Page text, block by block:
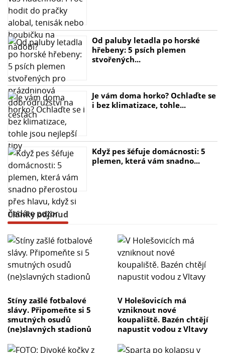
Od paluby letadla po horské
hřebeny: 5 psích plemen
stvořených...
Je vám doma horko? Ochlaďte se
i bez klimatizace, tohle...
Když pes šéfuje domácnosti: 5
plemen, která vám snadno...
Články odjinud
Stíny zašlé fotbalové
slávy. Připomeňte si 5
smutných osudů
(ne)slavných stadionů
V Holešovicích má
vzniknout nové
koupaliště. Bazén chtějí
napustit vodou z Vltavy